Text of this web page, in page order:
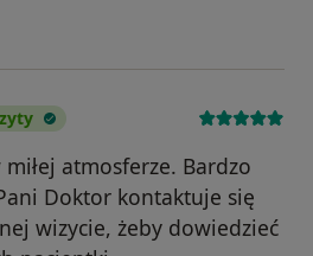
atmosferze. Bardzo
Doktor kontaktuje się
wizycie, żeby dowiedzieć